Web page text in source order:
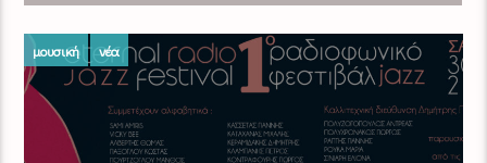
μουσική νέα